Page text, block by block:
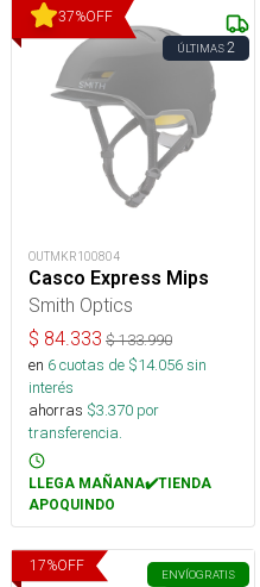
37%OFF
ÚLTIMAS2
OUTMKR100804
Casco Express Mips
Smith Optics
$ 84.333 $133.990
en 6cuotas de $14.056sin
interés
ahorras $3.370 por
transferencia.
LLEGA MAÑANA✔️TIENDA
APOQUINDO
17%OFF
ENVÍOGRATIS